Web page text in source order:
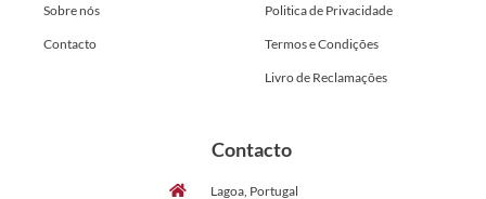
Sobre nós
Contacto
Politica de Privacidade
Termos e Condições
Livro de Reclamações
Contacto
Lagoa, Portugal